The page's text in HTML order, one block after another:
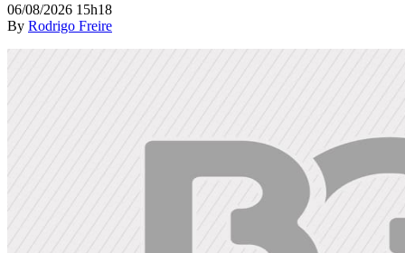
06/08/2026 15h18
By Rodrigo Freire